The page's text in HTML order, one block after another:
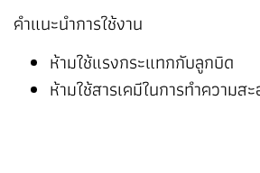
คำแนะนำการใช้งาน
ห้ามใช้แรงกระแทกกับลูกบิด
ห้ามใช้สารเคมีในการทำความส